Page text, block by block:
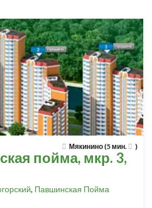
Мякинино (5 мин. )
пойма, мкр. 3,
, Павшинская Пойма